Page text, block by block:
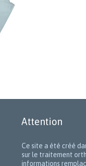
Attention
Ce site a été créé
sur le traitement
informations